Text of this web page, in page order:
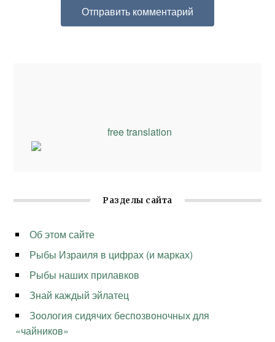
free translation
Разделы сайта
Об этом сайте
Рыбы Израиля в цифрах (и марках)
Рыбы наших прилавков
Знай каждый эйлатец
Зоология сидячих беспозвоночных для
«чайников»